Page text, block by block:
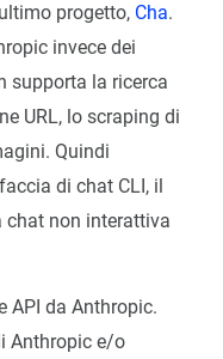
progetto, Cha.
invece dei
supporta la ricerca
URL, lo scraping di
Quindi
di chat CLI, il
non interattiva
API da Anthropic.
Anthropic e/o